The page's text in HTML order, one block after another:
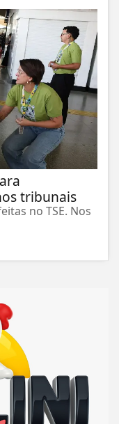
tribunais
no TSE. Nos